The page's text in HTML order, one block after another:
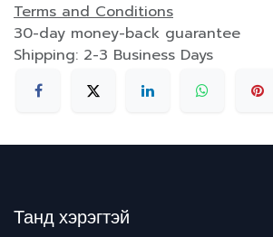
Terms and Conditions
30-day money-back guarantee
Shipping: 2-3 Business Days
Танд хэрэгтэй